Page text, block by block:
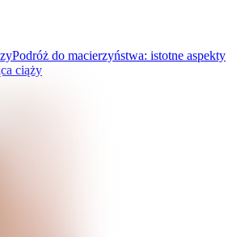
Podróż do macierzyństwa: istotne aspekty
ciąży